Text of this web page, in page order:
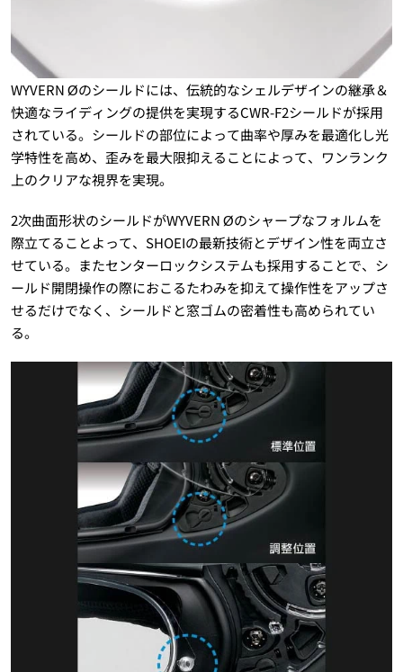
WYVERN Øのシールドには、伝統的なシェルデザインの継承＆
快適なライディングの提供を実現するCWR-F2シールドが採用
されている。シールドの部位によって曲率や厚みを最適化し光
学特性を高め、歪みを最大限抑えることによって、ワンランク
上のクリアな視界を実現。
2次曲面形状のシールドがWYVERN Øのシャープなフォルムを
際立てることよって、SHOEIの最新技術とデザイン性を両立さ
せている。またセンターロックシステムも採用することで、シ
ールド開閉操作の際におこるたわみを抑えて操作性をアップさ
せるだけでなく、シールドと窓ゴムの密着性も高められてい
る。